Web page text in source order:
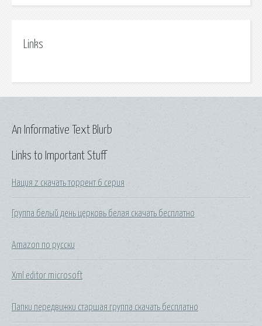
Links
Links to Important Stuff
Нация z скачать торрент 6 серия
Группа белый день церковь белая скачать бесплатно
Amazon по русски
Xml editor microsoft
Папки передвижки старшая группа скачать бесплатно
An Informative Text Blurb